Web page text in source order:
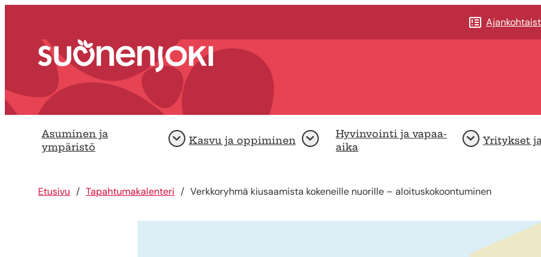
Etusivu
Asuminen ja
ympäristö
AvaaKasvu ja oppiminen Avaa
Hyvinvointi ja vapaa-
aika
AvaaYritykset
Etusivu Tapahtumakalenteri Verkkoryhmä kiusaamista kokeneille nuorille – aloituskokoontuminen